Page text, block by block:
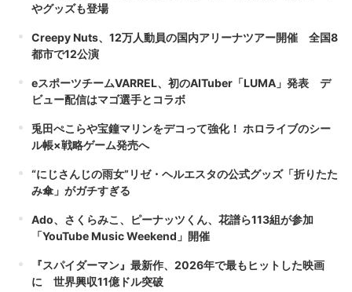
やグッズも登場
Creepy Nuts、12万人動員の国内アリーナツアー開催 全国8
都市で12公演
eスポーツチームVARREL、初のAITuber「LUMA」発表 デ
ビュー配信はマゴ選手とコラボ
兎田ぺこらや宝鐘マリンをデコって強化！ ホロライブのシー
ル帳×戦略ゲーム発売へ
“にじさんじの雨女”リゼ・ヘルエスタの公式グッズ「折りたた
み傘」がガチすぎる
Ado、さくらみこ、ピーナッツくん、花譜ら113組が参加
「YouTube Music Weekend」開催
『スパイダーマン』最新作、2026年で最もヒットした映画
に 世界興収11億ドル突破